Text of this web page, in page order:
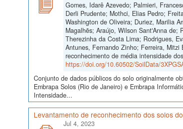
Gomes, Idarê Azevedo; Palmieri,
Derli Prudente; Mothci, Elias Pedro;
Washington de Oliveira; Duriez, Marilia
Magalhẽs; Araújo, Wilson Sant'Anna de;
Therezinha da Costa Lima; Rodrigues,
Antunes, Fernando Zinho; Ferreira,
reconhecimento de média intensidade
https://doi.org/10.60502/SoilData/
Conjunto de dados públicos do solo originalmente
Embrapa Solos (Rio de Janeiro) e Embrapa
Intensidade...
Levantamento de reconhecimento dos solos
Jul 4, 2023